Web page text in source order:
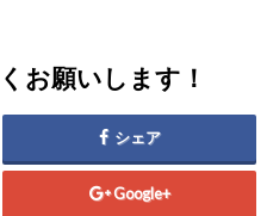
お願いします！
シェア
Google+